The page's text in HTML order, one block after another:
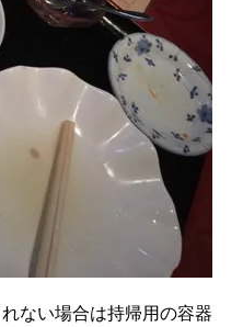
ない場合は持帰用の容器